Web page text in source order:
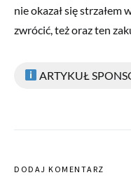
nie okazał się strzałem
zwrócić, też oraz ten
ARTYKUŁ
DODAJ KOMENTARZ